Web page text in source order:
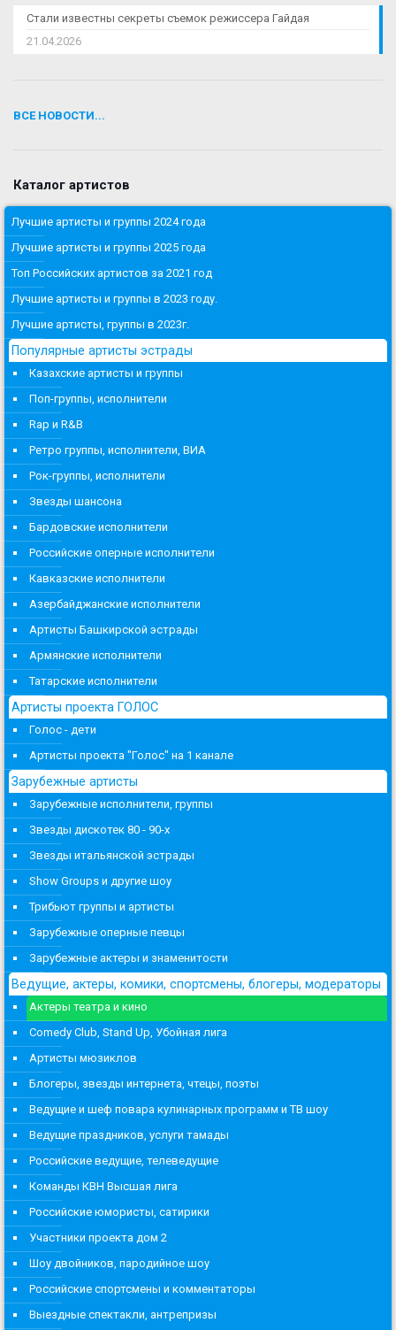
Стали известны секреты съемок режиссера Гайдая
21.04.2026
ВСЕ НОВОСТИ...
Каталог артистов
Лучшие артисты и группы 2024 года
Лучшие артисты и группы 2025 года
Топ Российских артистов за 2021 год
Лучшие артисты и группы в 2023 году.
Лучшие артисты, группы в 2023г.
Популярные артисты эстрады
Казахские артисты и группы
Поп-группы, исполнители
Rap и R&B
Ретро группы, исполнители, ВИА
Рок-группы, исполнители
Звезды шансона
Бардовские исполнители
Российские оперные исполнители
Кавказские исполнители
Азербайджанские исполнители
Артисты Башкирской эстрады
Армянские исполнители
Татарские исполнители
Артисты проекта ГОЛОС
Голос - дети
Артисты проекта "Голос" на 1 канале
Зарубежные артисты
Зарубежные исполнители, группы
Звезды дискотек 80 - 90-х
Звезды итальянской эстрады
Show Groups и другие шоу
Трибьют группы и артисты
Зарубежные оперные певцы
Зарубежные актеры и знаменитости
Ведущие, актеры, комики, спортсмены, блогеры, модераторы
Актеры театра и кино
Comedy Club, Stand Up, Убойная лига
Артисты мюзиклов
Блогеры, звезды интернета, чтецы, поэты
Ведущие и шеф повара кулинарных программ и ТВ шоу
Ведущие праздников, услуги тамады
Российские ведущие, телеведущие
Команды КВН Высшая лига
Российские юмористы, сатирики
Участники проекта дом 2
Шоу двойников, пародийное шоу
Российские спортсмены и комментаторы
Выездные спектакли, антрепризы